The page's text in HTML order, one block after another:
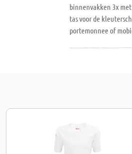
binnenvakken 3x
tas voor de
portemonnee of
textielverf,